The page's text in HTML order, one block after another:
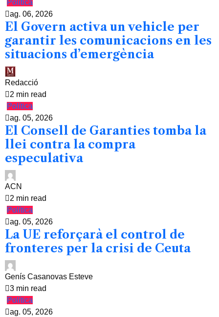
Política
ag. 06, 2026
El Govern activa un vehicle per
garantir les comunicacions en les
situacions d’emergència
Redacció
2 min read
Política
ag. 05, 2026
El Consell de Garanties tomba la
llei contra la compra
especulativa
ACN
2 min read
Política
ag. 05, 2026
La UE reforçarà el control de
fronteres per la crisi de Ceuta
Genís Casanovas Esteve
3 min read
Política
ag. 05, 2026